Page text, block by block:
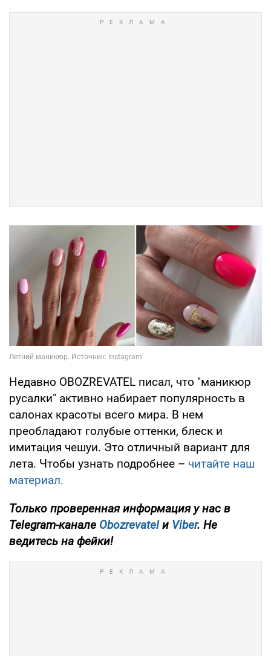
Недавно OBOZREVATEL писал, что "маникюр
русалки" активно набирает популярность в
салонах красоты всего мира. В нем
преобладают голубые оттенки, блеск и
имитация чешуи. Это отличный вариант для
лета. Чтобы узнать подробнее – читайте наш
материал.
Только проверенная информация у нас в
Telegram-канале Obozrevatelи Viber. Не
ведитесь на фейки!